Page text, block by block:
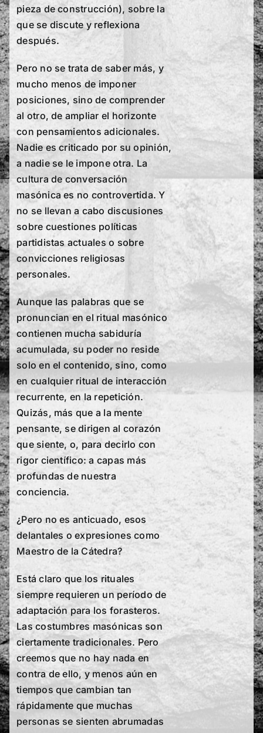
pieza de construcción), sobre la
que se discute y reflexiona
después.
Pero no se trata de saber más, y
mucho menos de imponer
posiciones, sino de comprender
al otro, de ampliar el horizonte
con pensamientos adicionales.
Nadie es criticado por su opinión,
a nadie se le impone otra. La
cultura de conversación
masónica es no controvertida. Y
no se llevan a cabo discusiones
sobre cuestiones políticas
partidistas actuales o sobre
convicciones religiosas
personales.
Aunque las palabras que se
pronuncian en el ritual masónico
contienen mucha sabiduría
acumulada, su poder no reside
solo en el contenido, sino, como
en cualquier ritual de interacción
recurrente, en la repetición.
Quizás, más que a la mente
pensante, se dirigen al corazón
que siente, o, para decirlo con
rigor científico: a capas más
profundas de nuestra
conciencia.
¿Pero no es anticuado, esos
delantales o expresiones como
Maestro de la Cátedra?
Está claro que los rituales
siempre requieren un período de
adaptación para los forasteros.
Las costumbres masónicas son
ciertamente tradicionales. Pero
creemos que no hay nada en
contra de ello, y menos aún en
tiempos que cambian tan
rápidamente que muchas
personas se sienten abrumadas